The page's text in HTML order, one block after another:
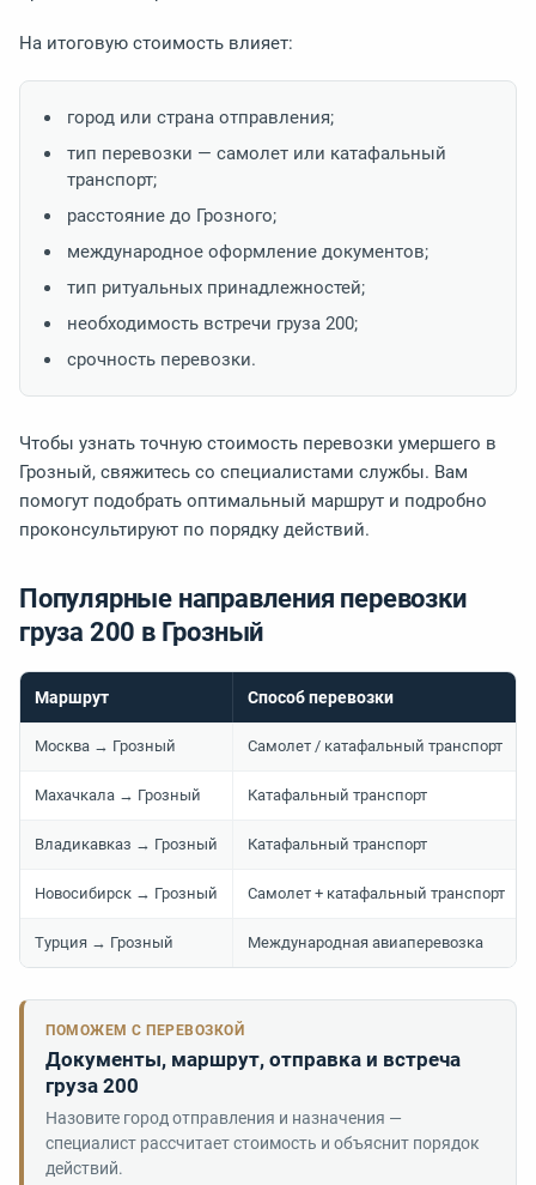
На итоговую стоимость влияет:
город или страна отправления;
тип перевозки — самолет или катафальный
транспорт;
расстояние до Грозного;
международное оформление документов;
тип ритуальных принадлежностей;
необходимость встречи груза 200;
срочность перевозки.
Чтобы узнать точную стоимость перевозки умершего в
Грозный, свяжитесь со специалистами службы. Вам
помогут подобрать оптимальный маршрут и подробно
проконсультируют по порядку действий.
Популярные направления перевозки
груза 200 в Грозный
Маршрут Способ перевозки
Москва → Грозный Самолет / катафальный транспорт
Махачкала → Грозный Катафальный транспорт
Владикавказ → Грозный Катафальный транспорт
Новосибирск → Грозный Самолет + катафальный транспорт
Турция → Грозный Международная авиаперевозка
ПОМОЖЕМ С ПЕРЕВОЗКОЙ
Документы, маршрут, отправка и встреча
груза 200
Назовите город отправления и назначения —
специалист рассчитает стоимость и объяснит порядок
действий.